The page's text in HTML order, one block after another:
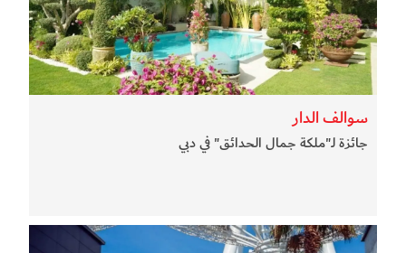
سوالف الدار
جائزة لـ"ملكة جمال الحدائق" في دبي